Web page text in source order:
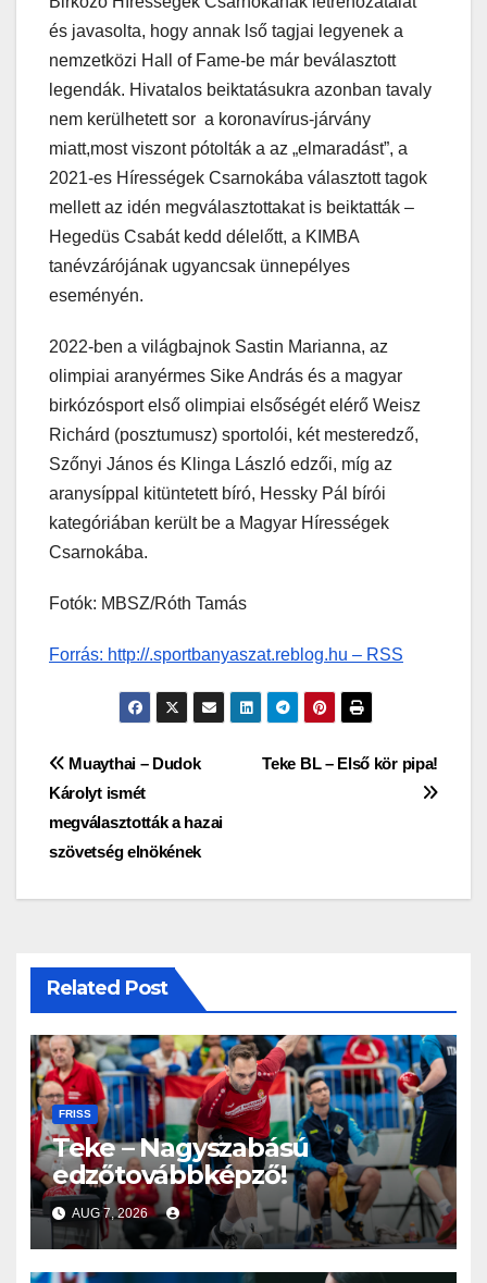
és javasolta, hogy annak lső tagjai legyenek a
nemzetközi Hall of Fame-be már beválasztott
legendák. Hivatalos beiktatásukra azonban tavaly
nem kerülhetett sor a koronavírus-járvány
miatt,most viszont pótolták a az „elmaradást”, a
2021-es Hírességek Csarnokába választott tagok
mellett az idén megválasztottakat is beiktatták –
Hegedüs Csabát kedd délelőtt, a KIMBA
tanévzárójának ugyancsak ünnepélyes
eseményén.
2022-ben a világbajnok Sastin Marianna, az
olimpiai aranyérmes Sike András és a magyar
birkózósport első olimpiai elsőségét elérő Weisz
Richárd (posztumusz) sportolói, két mesteredző,
Szőnyi János és Klinga László edzői, míg az
aranysíppal kitüntetett bíró, Hessky Pál bírói
kategóriában került be a Magyar Hírességek
Csarnokába.
Fotók: MBSZ/Róth Tamás
Forrás: http://.sportbanyaszat.reblog.hu – RSS
Bejegyzés
navigáció
Teke BL – Első kör pipa!
Muaythai – Dudok
Károlyt ismét
megválasztották a hazai
szövetség elnökének
Related Post
FRISS
Teke – Nagyszabású
edzőtovábbképző!
AUG 7, 2026